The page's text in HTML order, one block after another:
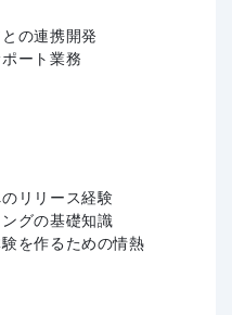
の連携開発
ート業務
リリース経験
グの基礎知識
を作るための情熱